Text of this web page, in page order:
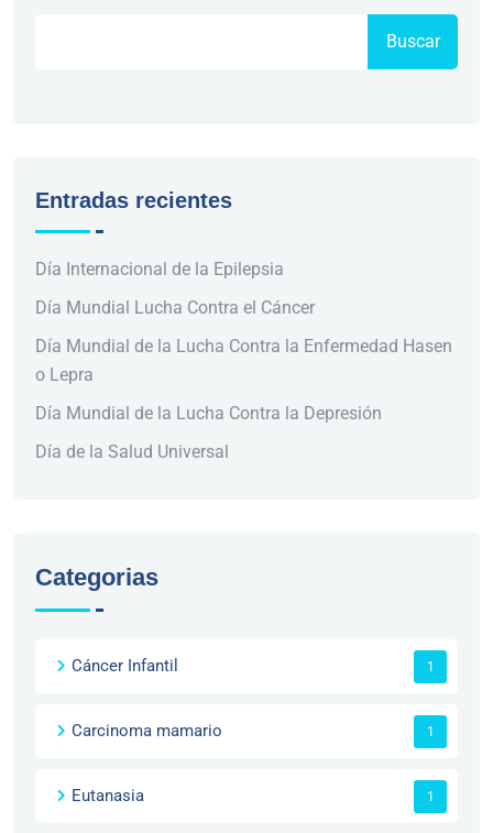
Buscar
Entradas recientes
Día Internacional de la Epilepsia
Día Mundial Lucha Contra el Cáncer
Día Mundial de la Lucha Contra la Enfermedad Hasen
o Lepra
Día Mundial de la Lucha Contra la Depresión
Día de la Salud Universal
Categorias
Cáncer Infantil 1
Carcinoma mamario 1
Eutanasia 1